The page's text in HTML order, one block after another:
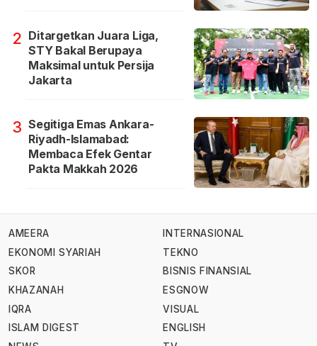
2 Ditargetkan Juara Liga,
STY Bakal Berupaya
Maksimal untuk Persija
Jakarta
3 Segitiga Emas Ankara-
Riyadh-Islamabad:
Membaca Efek Gentar
Pakta Makkah 2026
AMEERA
EKONOMI SYARIAH
SKOR
KHAZANAH
IQRA
ISLAM DIGEST
INTERNASIONAL
TEKNO
BISNIS FINANSIAL
ESGNOW
VISUAL
ENGLISH